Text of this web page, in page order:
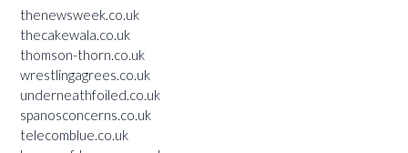
thenewsweek.co.uk
thecakewala.co.uk
thomson-thorn.co.uk
wrestlingagrees.co.uk
underneathfoiled.co.uk
spanosconcerns.co.uk
telecomblue.co.uk